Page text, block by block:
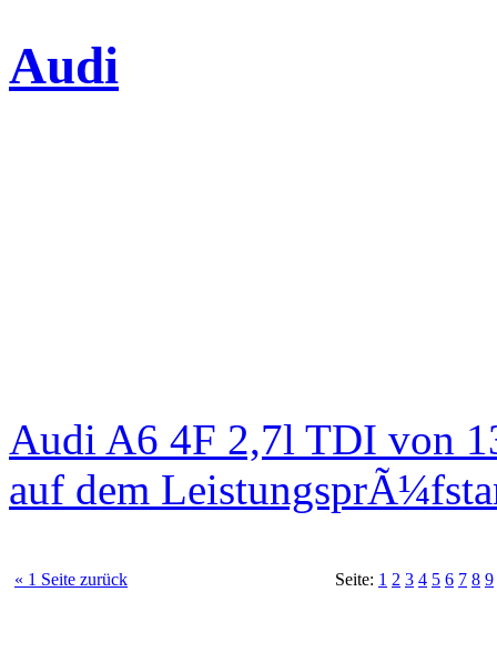
Audi
Audi A6 4F 2,7l TDI von
auf dem
« 1 Seite zurück Seite: 1 2 3 4 5 6 7 8 9